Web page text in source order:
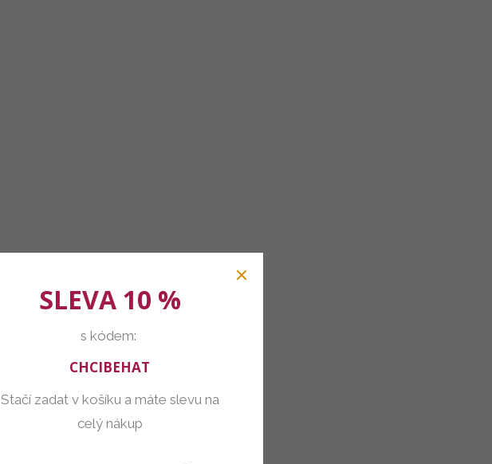
SLEVA 10 %
s kódem:
CHCIBEHAT
Stačí zadat v košíku a máte slevu na
celý nákup